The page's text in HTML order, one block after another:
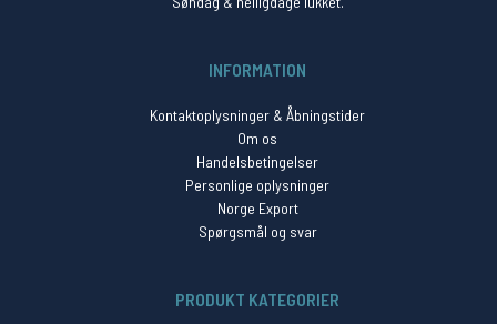
INFORMATION
Kontaktoplysninger & Åbningstider
Om os
Handelsbetingelser
Personlige oplysninger
Norge Export
Spørgsmål og svar
PRODUKT KATEGORIER